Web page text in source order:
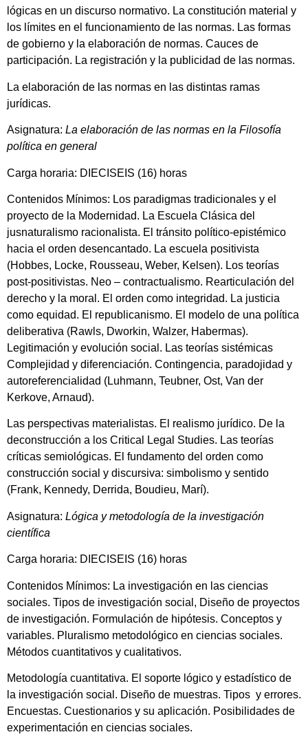
lógicas en un discurso normativo. La constitución material y
los límites en el funcionamiento de las normas. Las formas
de gobierno y la elaboración de normas. Cauces de
participación. La registración y la publicidad de las normas.
La elaboración de las normas en las distintas ramas
jurídicas.
Asignatura: La elaboración de las normas en la Filosofía
política en general
Carga horaria: DIECISEIS (16) horas
Contenidos Mínimos: Los paradigmas tradicionales y el
proyecto de la Modernidad. La Escuela Clásica del
jusnaturalismo racionalista. El tránsito político-epistémico
hacia el orden desencantado. La escuela positivista
(Hobbes, Locke, Rousseau, Weber, Kelsen). Los teorías
post-positivistas. Neo – contractualismo. Rearticulación del
derecho y la moral. El orden como integridad. La justicia
como equidad. El republicanismo. El modelo de una política
deliberativa (Rawls, Dworkin, Walzer, Habermas).
Legitimación y evolución social. Las teorías sistémicas
Complejidad y diferenciación. Contingencia, paradojidad y
autoreferencialidad (Luhmann, Teubner, Ost, Van der
Kerkove, Arnaud).
Las perspectivas materialistas. El realismo jurídico. De la
deconstrucción a los Critical Legal Studies. Las teorías
críticas semiológicas. El fundamento del orden como
construcción social y discursiva: simbolismo y sentido
(Frank, Kennedy, Derrida, Boudieu, Marí).
Asignatura: Lógica y metodología de la investigación
científica
Carga horaria: DIECISEIS (16) horas
Contenidos Mínimos: La investigación en las ciencias
sociales. Tipos de investigación social, Diseño de proyectos
de investigación. Formulación de hipótesis. Conceptos y
variables. Pluralismo metodológico en ciencias sociales.
Métodos cuantitativos y cualitativos.
Metodología cuantitativa. El soporte lógico y estadístico de
la investigación social. Diseño de muestras. Tipos y errores.
Encuestas. Cuestionarios y su aplicación. Posibilidades de
experimentación en ciencias sociales.